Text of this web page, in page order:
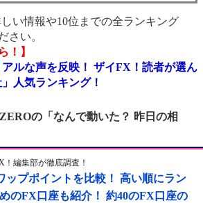
い情報や10位までの全ランキング
さい。
！】
ルな声を反映！ ザイFX！読者が選ん
人気ランキング！
の「なんで動いた？ 昨日の相
編集部が徹底調査！
ップポイントを比較！ 高い順にラン
のFX口座も紹介！ 約40のFX口座の